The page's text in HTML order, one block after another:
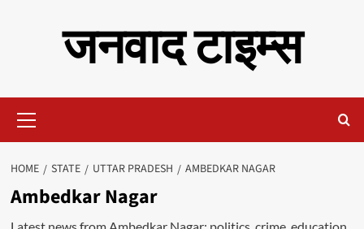
जनवाद टाइम्स
Menu
HOME STATE UTTAR PRADESH AMBEDKAR NAGAR
Ambedkar Nagar